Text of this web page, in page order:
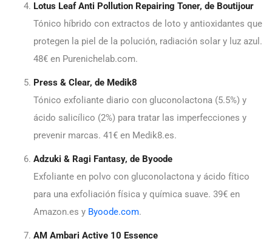
Lotus Leaf Anti Pollution Repairing Toner, de Boutijour
Tónico híbrido con extractos de loto y antioxidantes que
protegen la piel de la polución, radiación solar y luz azul.
48€ en Purenichelab.com.
Press & Clear, de Medik8
Tónico exfoliante diario con gluconolactona (5.5%) y
ácido salicílico (2%) para tratar las imperfecciones y
prevenir marcas. 41€ en Medik8.es.
Adzuki & Ragi Fantasy, de Byoode
Exfoliante en polvo con gluconolactona y ácido fítico
para una exfoliación física y química suave. 39€ en
Amazon.es y Byoode.com.
AM Ambari Active 10 Essence